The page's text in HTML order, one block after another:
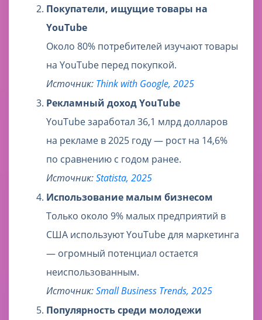
Покупатели, ищущие товары на
YouTube
Около 80% потребителей изучают товары
на YouTube перед покупкой.
Источник: Think with Google, 2025
Рекламный доход YouTube
YouTube заработал 36,1 млрд долларов
на рекламе в 2025 году — рост на 14,6%
по сравнению с годом ранее.
Источник:Statista, 2025
Использование малым бизнесом
Только около 9% малых предприятий в
США используют YouTube для маркетинга
— огромный потенциал остается
неиспользованным.
Источник:Small Business Trends, 2025
Популярность среди молодежи